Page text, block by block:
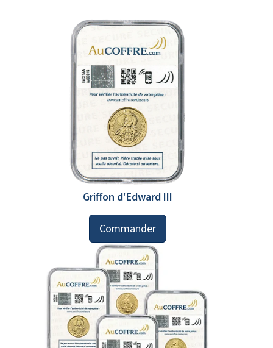
Griffon d'Edward III
Commander